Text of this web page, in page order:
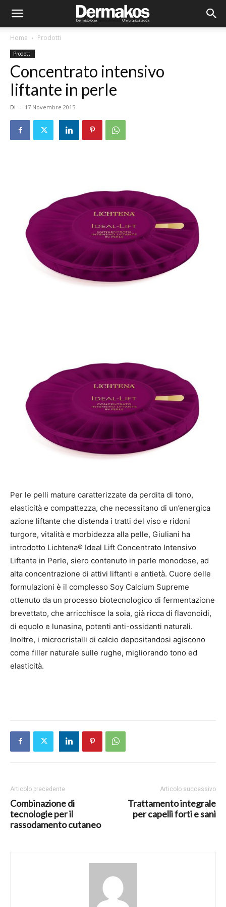
Home Prodotti
Prodotti
Concentrato intensivo
liftante in perle
Di - 17 Novembre 2015
Per le pelli mature caratterizzate da perdita di tono,
elasticità e compattezza, che necessitano di un’energica
azione liftante che distenda i tratti del viso e ridoni
turgore, vitalità e morbidezza alla pelle, Giuliani ha
introdotto Lichtena® Ideal Lift Concentrato Intensivo
Liftante in Perle, siero contenuto in perle monodose, ad
alta concentrazione di attivi liftanti e antietà. Cuore delle
formulazioni è il complesso Soy Calcium Supreme
ottenuto da un processo biotecnologico di fermentazione
brevettato, che arricchisce la soia, già ricca di flavonoidi,
di equolo e lunasina, potenti anti-ossidanti naturali.
Inoltre, i microcristalli di calcio depositandosi agiscono
come filler naturale sulle rughe, migliorando tono ed
elasticità.
Articolo precedente
Combinazione di
tecnologie per il
rassodamento cutaneo
Articolo successivo
Trattamento integrale
per capelli forti e sani